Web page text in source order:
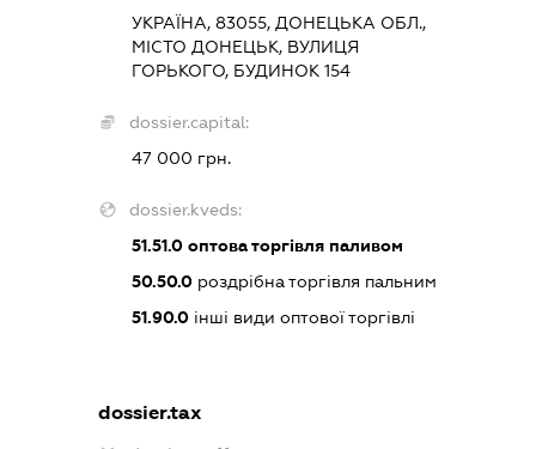
УКРАЇНА, 83055, ДОНЕЦЬКА ОБЛ.,
МІСТО ДОНЕЦЬК, ВУЛИЦЯ
ГОРЬКОГО, БУДИНОК 154
dossier.capital:
47 000 грн.
dossier.kveds:
51.51.0оптова торгівля паливом
50.50.0роздрібна торгівля пальним
51.90.0інші види оптової торгівлі
dossier.tax